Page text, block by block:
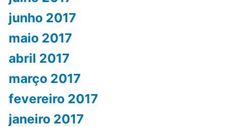
junho 2017
maio 2017
abril 2017
março 2017
fevereiro 2017
janeiro 2017